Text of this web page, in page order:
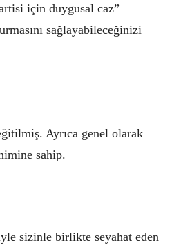
için duygusal caz”
sağlayabileceğinizi
Ayrıca genel olarak
sahip.
sizinle birlikte seyahat eden